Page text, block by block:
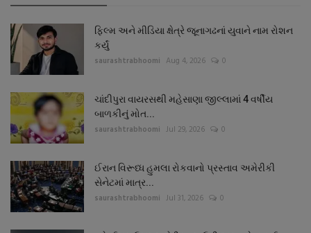
ફિલ્મ અને મીડિયા ક્ષેત્રે જૂનાગઢનાં યુવાને નામ રોશન
કર્યું
saurashtrabhoomi Aug 4, 2026 0
ચાંદીપુરા વાયરસથી મહેસાણા જીલ્લામાં 4 વર્ષીય
બાળકીનું મોત...
saurashtrabhoomi Jul 29, 2026 0
ઈરાન વિરૂધ્ધ હુમલા રોકવાનો પ્રસ્તાવ અમેરીકી
સેનેટમાં માત્ર...
saurashtrabhoomi Jul 31, 2026 0